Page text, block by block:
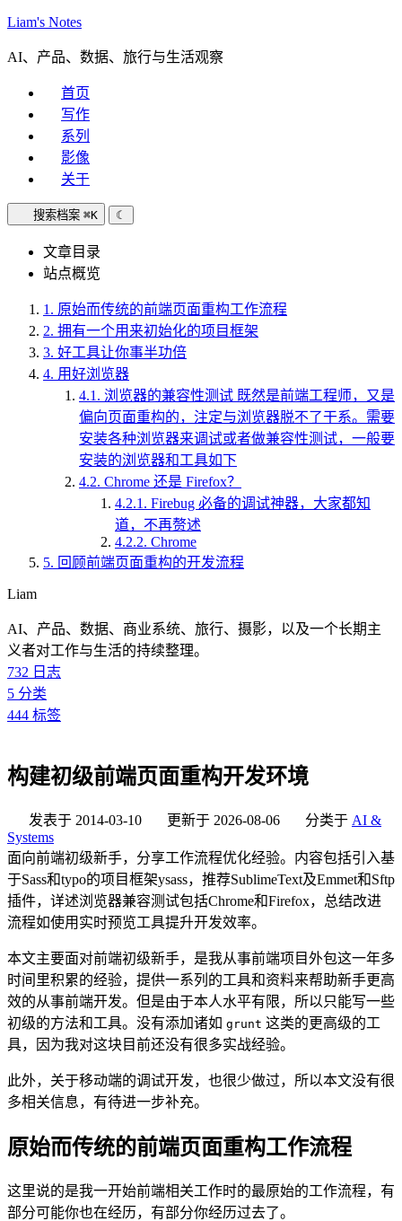
Liam's Notes
AI、产品、数据、旅行与生活观察
首页
写作
系列
影像
关于
搜索档案 ⌘K ☾
文章目录
站点概览
1. 原始而传统的前端页面重构工作流程
2. 拥有一个用来初始化的项目框架
3. 好工具让你事半功倍
4. 用好浏览器
4.1. 浏览器的兼容性测试 既然是前端工程师，又是
偏向页面重构的，注定与浏览器脱不了干系。需要
安装各种浏览器来调试或者做兼容性测试，一般要
安装的浏览器和工具如下
4.2. Chrome 还是 Firefox？
4.2.1. Firebug 必备的调试神器，大家都知
道，不再赘述
4.2.2. Chrome
5. 回顾前端页面重构的开发流程
Liam
AI、产品、数据、商业系统、旅行、摄影，以及一个长期主
义者对工作与生活的持续整理。
732 日志
5 分类
444 标签
构建初级前端页面重构开发环境
发表于 2014-03-10 更新于 2026-08-06 分类于 AI &
Systems
面向前端初级新手，分享工作流程优化经验。内容包括引入基
于Sass和typo的项目框架ysass，推荐SublimeText及Emmet和Sftp
插件，详述浏览器兼容测试包括Chrome和Firefox，总结改进
流程如使用实时预览工具提升开发效率。
本文主要面对前端初级新手，是我从事前端项目外包这一年多
时间里积累的经验，提供一系列的工具和资料来帮助新手更高
效的从事前端开发。但是由于本人水平有限，所以只能写一些
初级的方法和工具。没有添加诸如 grunt 这类的更高级的工
具，因为我对这块目前还没有很多实战经验。
此外，关于移动端的调试开发，也很少做过，所以本文没有很
多相关信息，有待进一步补充。
原始而传统的前端页面重构工作流程
这里说的是我一开始前端相关工作时的最原始的工作流程，有
部分可能你也在经历，有部分你经历过去了。